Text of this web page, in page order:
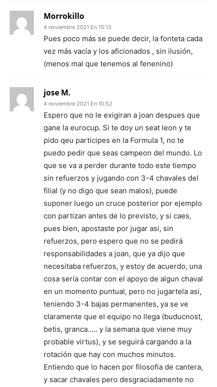
Morrokillo
4 noviembre 2021 En 10:13
Pues poco más se puede decir, la fonteta cada
vez más vacía y los aficionados , sin ilusión,
(menos mal que tenemos al fenenino)
jose M.
4 noviembre 2021 En 10:52
Espero que no le exigiran a joan despues que
gane la eurocup. Si te doy un seat leon y te
pido qeu participes en la Formula 1, no te
puedo pedir que seas campeon del mundo. Lo
que se va a perder durante todo este tiempo
sin refuerzos y jugando con 3-4 chavales del
filial (y no digo que sean malos), puede
suponer luego un cruce posterior por ejemplo
con partizan antes de lo previsto, y si caes,
pues bien, apostaste por jugar asi, sin
refuerzos, pero espero que no se pedirá
responsabilidades a joan, que ya dijo que
necesitaba refuerzos, y estoy de acuerdo, una
cosa sería contar con el apoyo de algun chaval
en un momento puntual, pero no jugartela asi,
teniendo 3-4 bajas permanentes, ya se ve
claramente que el equipo no llega (buducnost,
betis, granca….. y la semana que viene muy
probable virtus), y se seguirá cargando a la
rotación que hay con muchos minutos.
Entiendo que lo hacen por filosofia de cantera,
y sacar chavales pero desgraciadamente no